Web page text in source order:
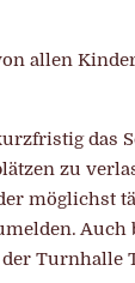
allen
das
zu
möglichst
Auch
Turnhalle